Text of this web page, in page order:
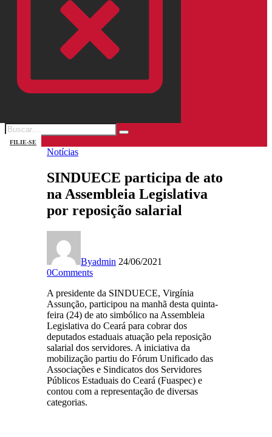
FILIE-SE
Notícias
SINDUECE participa de ato
na Assembleia Legislativa
por reposição salarial
Byadmin 24/06/2021
0Comments
A presidente da SINDUECE, Virgínia
Assunção, participou na manhã desta quinta-
feira (24) de ato simbólico na Assembleia
Legislativa do Ceará para cobrar dos
deputados estaduais atuação pela reposição
salarial dos servidores. A iniciativa da
mobilização partiu do Fórum Unificado das
Associações e Sindicatos dos Servidores
Públicos Estaduais do Ceará (Fuaspec) e
contou com a representação de diversas
categorias.